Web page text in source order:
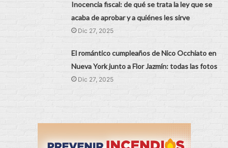
Inocencia fiscal: de qué se trata la ley que se
acaba de aprobar y a quiénes les sirve
Dic 27, 2025
El romántico cumpleaños de Nico Occhiato en
Nueva York junto a Flor Jazmín: todas las fotos
Dic 27, 2025